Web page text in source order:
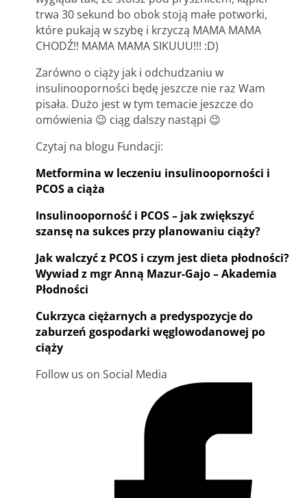
trwa 30 sekund bo obok stoją małe potworki,
które pukają w szybę i krzyczą MAMA MAMA
CHODŹ!! MAMA MAMA SIKUUU!!! :D)
Zarówno o ciąży jak i odchudzaniu w
insulinooporności będę jeszcze nie raz Wam
pisała. Dużo jest w tym temacie jeszcze do
omówienia 😉 ciąg dalszy nastąpi 😉
Czytaj na blogu Fundacji:
Metformina w leczeniu insulinooporności i
PCOS a ciąża
Insulinooporność i PCOS – jak zwiększyć
szansę na sukces przy planowaniu ciąży?
Jak walczyć z PCOS i czym jest dieta płodności?
Wywiad z mgr Anną Mazur-Gajo – Akademia
Płodności
Cukrzyca ciężarnych a predyspozycje do
zaburzeń gospodarki węglowodanowej po
ciąży
Follow us on Social Media